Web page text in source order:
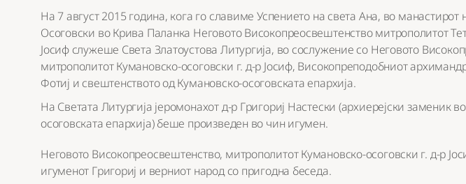
На 7 август 2015 година, кога го славиме Успението на света Ана, во манастирот
Осоговски во Крива Паланка Неговото Високопреосвештенство митрополитот
Јосиф служеше Света Златоустова Литургија, во сослужение со Неговото
митрополитот Кумановско-осоговски г. д-р Јосиф, Високопреподобниот
Фотиј и свештенството од Кумановско-осоговската епархија.
На Светата Литургија јеромонахот д-р Григориј Настески (архиерејски заменик
осоговската епархија) беше произведен во чин игумен.
Неговото Високопреосвештенство, митрополитот Кумановско-осоговски г. д-р
игуменот Григориј и верниот народ со пригодна беседа.